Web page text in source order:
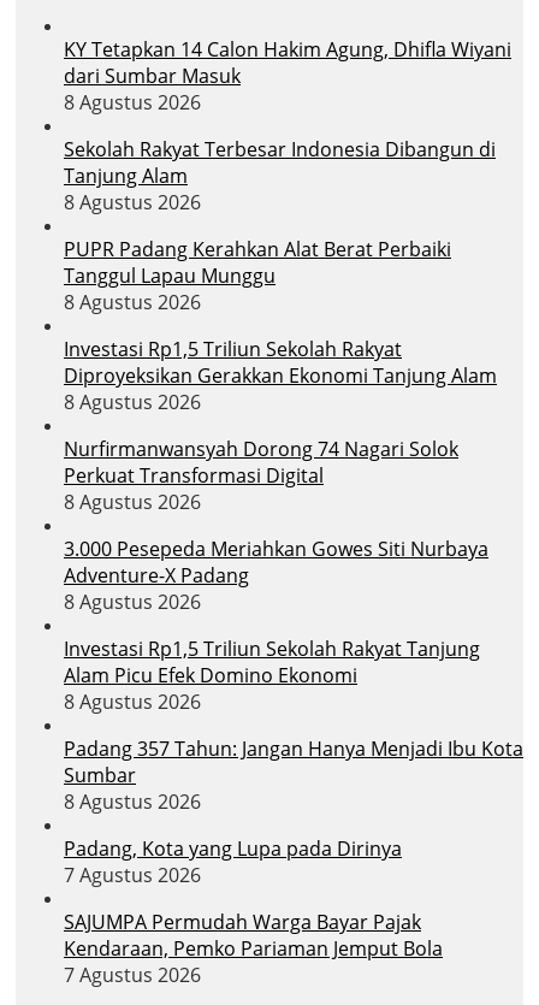
KY Tetapkan 14 Calon Hakim Agung, Dhifla Wiyani
dari Sumbar Masuk
8 Agustus 2026
Sekolah Rakyat Terbesar Indonesia Dibangun di
Tanjung Alam
8 Agustus 2026
PUPR Padang Kerahkan Alat Berat Perbaiki
Tanggul Lapau Munggu
8 Agustus 2026
Investasi Rp1,5 Triliun Sekolah Rakyat
Diproyeksikan Gerakkan Ekonomi Tanjung Alam
8 Agustus 2026
Nurfirmanwansyah Dorong 74 Nagari Solok
Perkuat Transformasi Digital
8 Agustus 2026
3.000 Pesepeda Meriahkan Gowes Siti Nurbaya
Adventure-X Padang
8 Agustus 2026
Investasi Rp1,5 Triliun Sekolah Rakyat Tanjung
Alam Picu Efek Domino Ekonomi
8 Agustus 2026
Padang 357 Tahun: Jangan Hanya Menjadi Ibu Kota
Sumbar
8 Agustus 2026
Padang, Kota yang Lupa pada Dirinya
7 Agustus 2026
SAJUMPA Permudah Warga Bayar Pajak
Kendaraan, Pemko Pariaman Jemput Bola
7 Agustus 2026